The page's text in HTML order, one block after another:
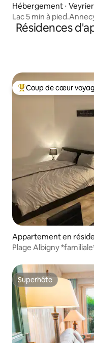
Hébergement ⋅
Lac 5 min à
Résidences
Coups de cœur
Coup de cœur
Appartement en
Plage Albigny
Superhôte
Superhôte